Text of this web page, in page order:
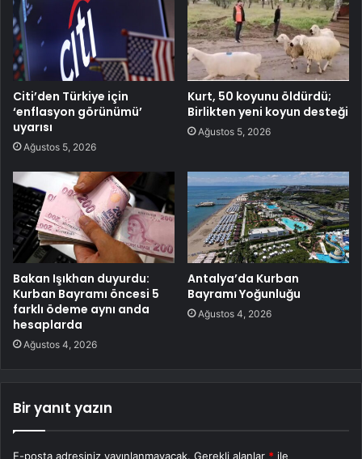
Citi’den Türkiye için
‘enflasyon görünümü’
uyarısı
Ağustos 5, 2026
Kurt, 50 koyunu öldürdü;
Birlikten yeni koyun desteği
Ağustos 5, 2026
Bakan Işıkhan duyurdu:
Kurban Bayramı öncesi 5
farklı ödeme aynı anda
hesaplarda
Ağustos 4, 2026
Antalya’da Kurban
Bayramı Yoğunluğu
Ağustos 4, 2026
Bir yanıt yazın
E-posta adresiniz yayınlanmayacak. Gerekli alanlar * ile